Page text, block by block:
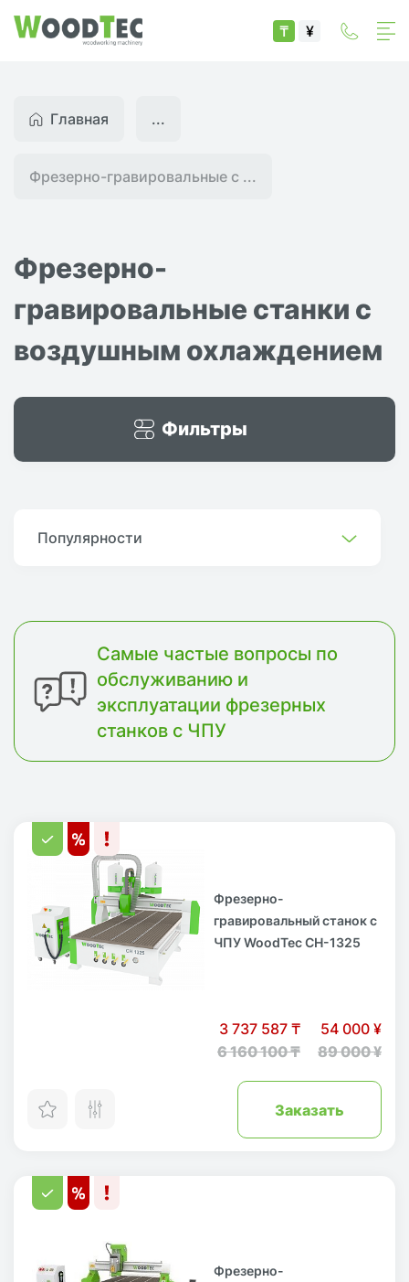
₸ ¥
Главная
Фрезерно-гравировальные с ...
...
Фрезерно-
гравировальные станки с
воздушным охлаждением
Фильтры
Популярности
Самые частые вопросы по
обслуживанию и
эксплуатации фрезерных
станков с ЧПУ
Фрезерно-
гравировальный станок с
ЧПУ WoodTec CH-1325
3 737 587 ₸
6 160 100 ₸
54 000 ¥
89 000 ¥
Заказать
Фрезерно-